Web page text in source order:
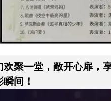
欢聚一堂，敞开心扉，
间！